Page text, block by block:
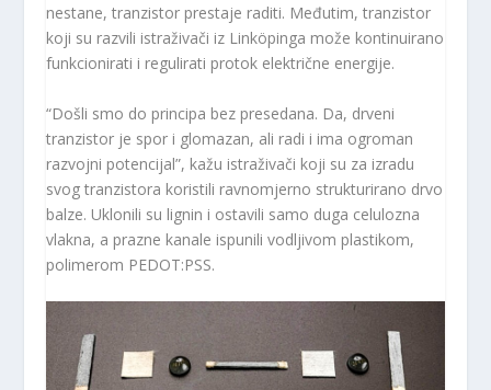
nestane, tranzistor prestaje raditi. Međutim, tranzistor
koji su razvili istraživači iz Linköpinga može kontinuirano
funkcionirati i regulirati protok električne energije.
“Došli smo do principa bez presedana. Da, drveni
tranzistor je spor i glomazan, ali radi i ima ogroman
razvojni potencijal”, kažu istraživači koji su za izradu
svog tranzistora koristili ravnomjerno strukturirano drvo
balze. Uklonili su lignin i ostavili samo duga celulozna
vlakna, a prazne kanale ispunili vodljivom plastikom,
polimerom PEDOT:PSS.